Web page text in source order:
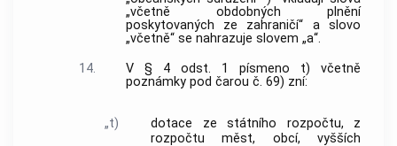
„včetně obdobných plnění
poskytovaných ze zahraničí“ a slovo
„včetně“ se nahrazuje slovem „a“.
14.
V § 4 odst. 1 písmeno t) včetně
poznámky pod čarou č. 69) zní:
„t)
dotace ze státního rozpočtu, z
rozpočtu měst, obcí, vyšších